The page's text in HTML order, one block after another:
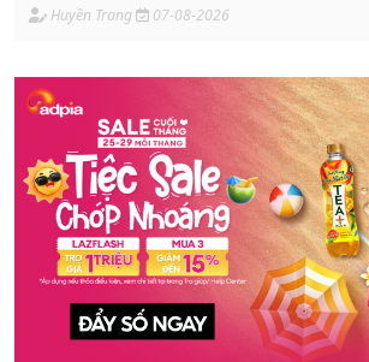
Huyền Trang 07-08-2026